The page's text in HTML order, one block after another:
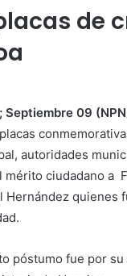
de
Septiembre 09
autoridades
mérito ciudadano a
Hernández quienes
póstumo fue por